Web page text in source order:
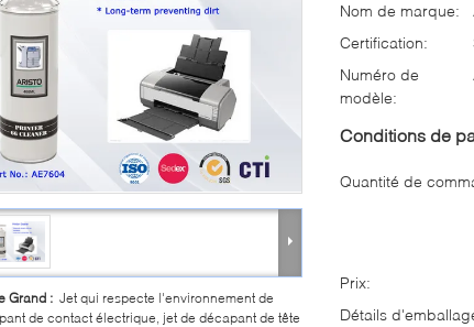
Grand : Jet qui respecte l'environnement de
de contact électrique, jet de décapant de tête
Nom de marque:
Certification:
Numéro de
modèle:
Conditions de
Quantité de
Prix:
Détails